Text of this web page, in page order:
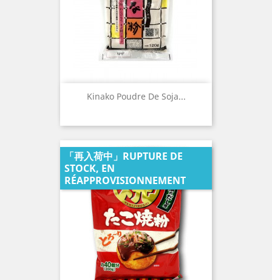
Kinako Poudre De Soja...
「再入荷中」RUPTURE DE
STOCK, EN
RÉAPPROVISIONNEMENT